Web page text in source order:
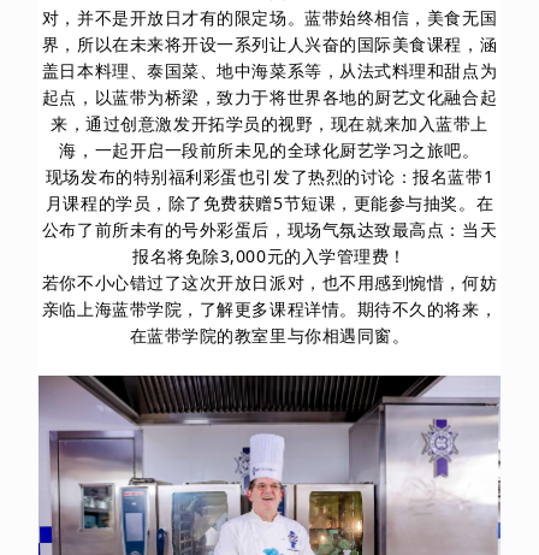
对，并不是开放日才有的限定场。蓝带始终相信，美食无国
界，所以在未来将开设一系列让人兴奋的国际美食课程，涵
盖日本料理、泰国菜、地中海菜系等，从法式料理和甜点为
起点，以蓝带为桥梁，致力于将世界各地的厨艺文化融合起
来，通过创意激发开拓学员的视野，现在就来加入蓝带上
海，一起开启一段前所未见的全球化厨艺学习之旅吧。
现场发布的特别福利彩蛋也引发了热烈的讨论：报名蓝带1
月课程的学员，除了免费获赠5节短课，更能参与抽奖。在
公布了前所未有的号外彩蛋后，现场气氛达致最高点：当天
报名将免除3,000元的入学管理费！
若你不小心错过了这次开放日派对，也不用感到惋惜，何妨
亲临上海蓝带学院，了解更多课程详情。期待不久的将来，
在蓝带学院的教室里与你相遇同窗。